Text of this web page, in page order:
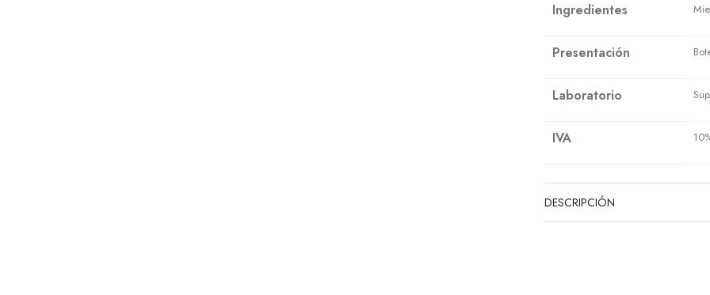
Ingredientes
Presentación
Laboratorio
IVA
DESCRIPCIÓN